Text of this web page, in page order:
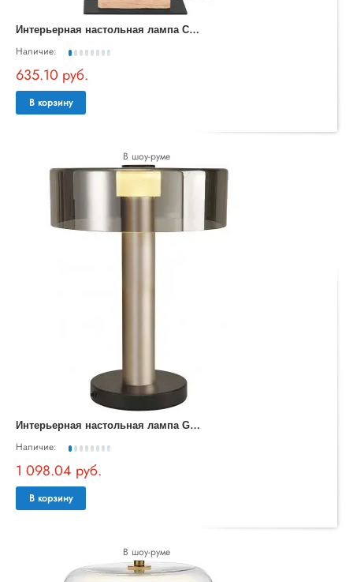
И
нтерьерная настольная лампа Contessore 39917
Наличие:
635.10 руб.
В корзину
В шоу-руме
И
нтерьерная настольная лампа Gin 8534
Наличие:
1 098.04 руб.
В корзину
В шоу-руме